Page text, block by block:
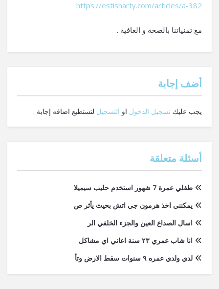
https://estisharty.com/articles/a-382
مع تمنياتنا بالصحة و العافية .
‫أضف إجابة
يجب عليك تسجيل الدخول او التسجيل لتستطيع اضافه إجابة .
أسئلة متعلقة
طفلي عمرة 7 شهور استخدم حليب سيميلا
يمكنني اخذ هرمون جي اتش بحيث يأثر ص
اسال الصداع العين والجزء الخلفي الر
انا شاب عمري ٢٣ سنة اعاني اي مشاكل
لدي ولدي عمره ٩ سنوات سقط الارض وتأ